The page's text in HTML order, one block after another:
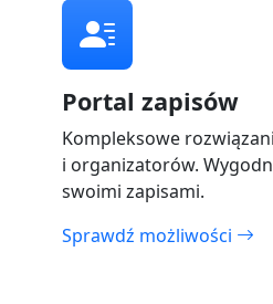
Portal zapisów
Kompleksowe
i organizatorów.
swoimi zapisami.
Sprawdź możliwości